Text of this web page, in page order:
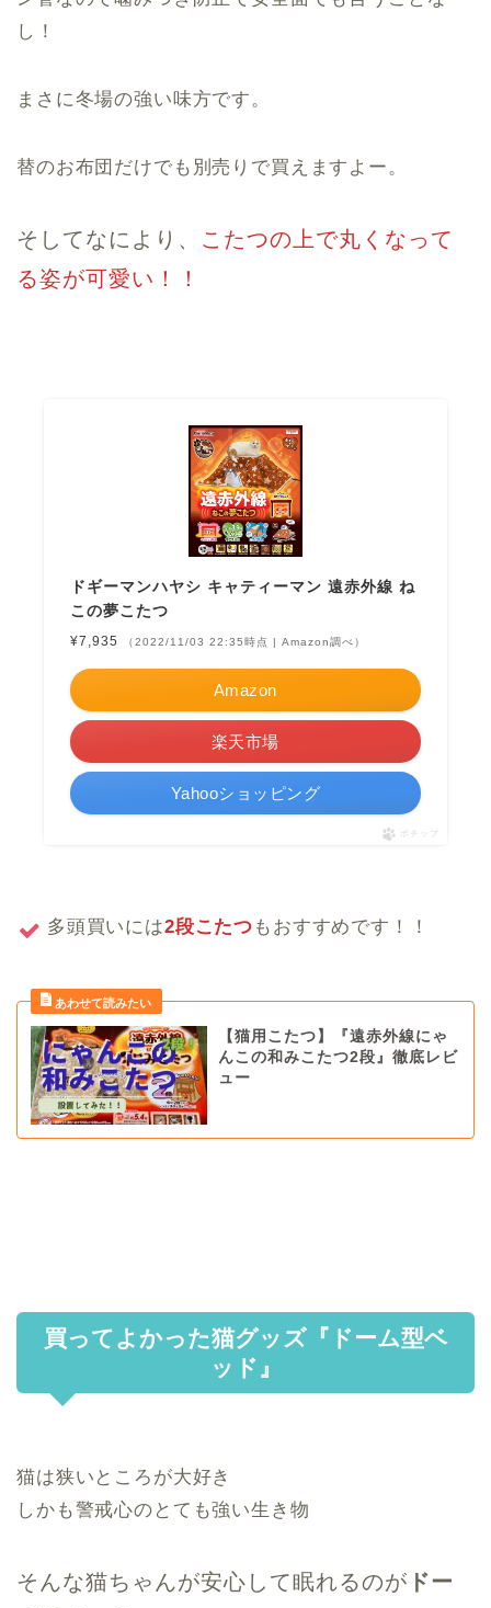
し！
まさに冬場の強い味方です。
替のお布団だけでも別売りで買えますよー。
そしてなにより、 こたつの上で丸くなって
る姿が可愛い！！
ドギーマンハヤシ キャティーマン 遠赤外線 ね
この夢こたつ
¥7,935 （2022/11/03 22:35時点 | Amazon調べ）
Amazon
楽天市場
Yahooショッピング
ポチップ
多頭買いには2段こたつ もおすすめです！！
【猫用こたつ】『遠赤外線にゃ
んこの和みこたつ2段』徹底レビ
ュー
買ってよかった猫グッズ『ドーム型ベ
ッド』
猫は狭いところが大好き
しかも警戒心のとても強い生き物
そんな猫ちゃんが安心して眠れるのが ドー